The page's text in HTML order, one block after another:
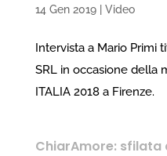
14 Gen 2019| Video
Intervista a Mario Primi
SRL in occasione della
ITALIA 2018 a Firenze.
ChiarAmore: sfilata